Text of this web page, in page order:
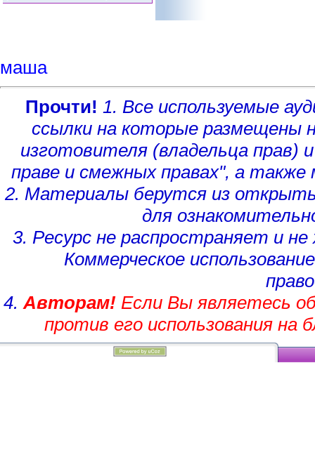
маша
Прочти! 1. Все используемые
ссылки на которые размещены
изготовителя (владельца прав)
праве и смежных правах", а
2. Материалы берутся из
для
3. Ресурс не распространяет и
Коммерческое
4. Авторам!Если Вы являетесь
против его использования на